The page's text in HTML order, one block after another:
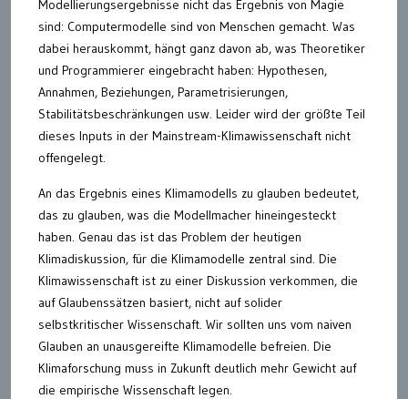
Modellierungsergebnisse nicht das Ergebnis von Magie
sind: Computermodelle sind von Menschen gemacht. Was
dabei herauskommt, hängt ganz davon ab, was Theoretiker
und Programmierer eingebracht haben: Hypothesen,
Annahmen, Beziehungen, Parametrisierungen,
Stabilitätsbeschränkungen usw. Leider wird der größte Teil
dieses Inputs in der Mainstream-Klimawissenschaft nicht
offengelegt.
An das Ergebnis eines Klimamodells zu glauben bedeutet,
das zu glauben, was die Modellmacher hineingesteckt
haben. Genau das ist das Problem der heutigen
Klimadiskussion, für die Klimamodelle zentral sind. Die
Klimawissenschaft ist zu einer Diskussion verkommen, die
auf Glaubenssätzen basiert, nicht auf solider
selbstkritischer Wissenschaft. Wir sollten uns vom naiven
Glauben an unausgereifte Klimamodelle befreien. Die
Klimaforschung muss in Zukunft deutlich mehr Gewicht auf
die empirische Wissenschaft legen.